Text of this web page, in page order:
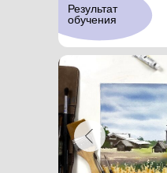
Результат
обучения